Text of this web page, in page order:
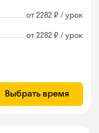
от 2282 ₽ / урок
от 2282 ₽ / урок
Выбрать время